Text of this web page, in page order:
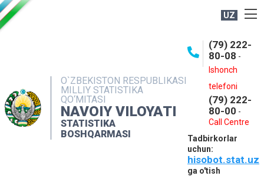
UZ
O`ZBEKISTON RESPUBLIKASI
MILLIY STATISTIKA
QO‘MITASI
NAVOIY VILOYATI
STATISTIKA
BOSHQARMASI
(79) 222-
80-08 -
Ishonch
telefoni
(79) 222-
80-00 -
Call Centre
Tadbirkorlar
uchun:
hisobot.stat.uz
ga o'tish
OCHIQ MA'LUMOTLAR
INTERAKTIV XIZMATLAR
MUROJAATLAR